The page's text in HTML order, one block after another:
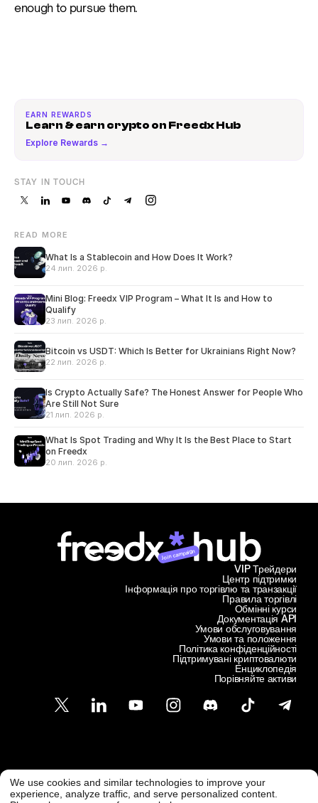
enough to pursue them.
EARN REWARDS
Learn & earn crypto on Freedx Hub
Explore Rewards →
STAY IN TOUCH
READ MORE
What Is a Stablecoin and How Does It Work?
24 лип. 2026 р.
Mini Blog: Freedx VIP Program – What It Is and How to
Qualify
23 лип. 2026 р.
Bitcoin vs USDT: Which Is Better for Ukrainians Right Now?
22 лип. 2026 р.
Is Crypto Actually Safe? The Honest Answer for People Who
Are Still Not Sure
21 лип. 2026 р.
What Is Spot Trading and Why It Is the Best Place to Start
on Freedx
20 лип. 2026 р.
Join campaign
Центр підтримки
Інформація про торгівлю та транзакції
VIP Трейдери
Правила торгівлі
Обмінні курси
Документація API
Умови обслуговування
Умови та положення
Політика конфіденційності
Підтримувані криптовалюти
Енциклопедія
Порівняйте активи
Підтримка клієнтів
support@freedx.com @ Freedx 2026
We use cookies and similar technologies to improve your
experience, analyze traffic, and serve personalized content.